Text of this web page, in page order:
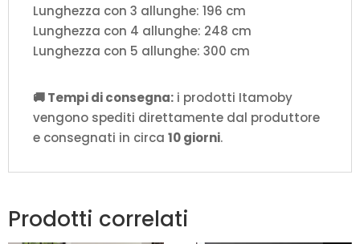
Lunghezza con 3 allunghe: 196 cm
Lunghezza con 4 allunghe: 248 cm
Lunghezza con 5 allunghe: 300 cm
🚚 Tempi di consegna: i prodotti Itamoby
vengono spediti direttamente dal produttore
e consegnati in circa 10 giorni.
Prodotti correlati